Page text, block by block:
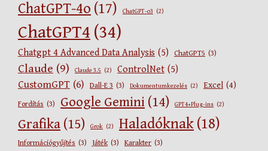
ChatGPT-4o (17) ChatGPT-o3 (2)
ChatGPT4 (34)
Chatgpt 4 Advanced Data Analysis (5) ChatGPT5 (3)
Claude (9) Claude 3.5 (2) ControlNet (5)
CustomGPT (6) Dall-E 3 (3) Dokumentumkezelés (2) Excel (4)
Fordítás (3) Google Gemini (14) GPT4+Plug-ins (2)
Grafika (15) Grok (2) Haladóknak (18)
Információgyűjtés (3) Játék (3) Karakter (3)